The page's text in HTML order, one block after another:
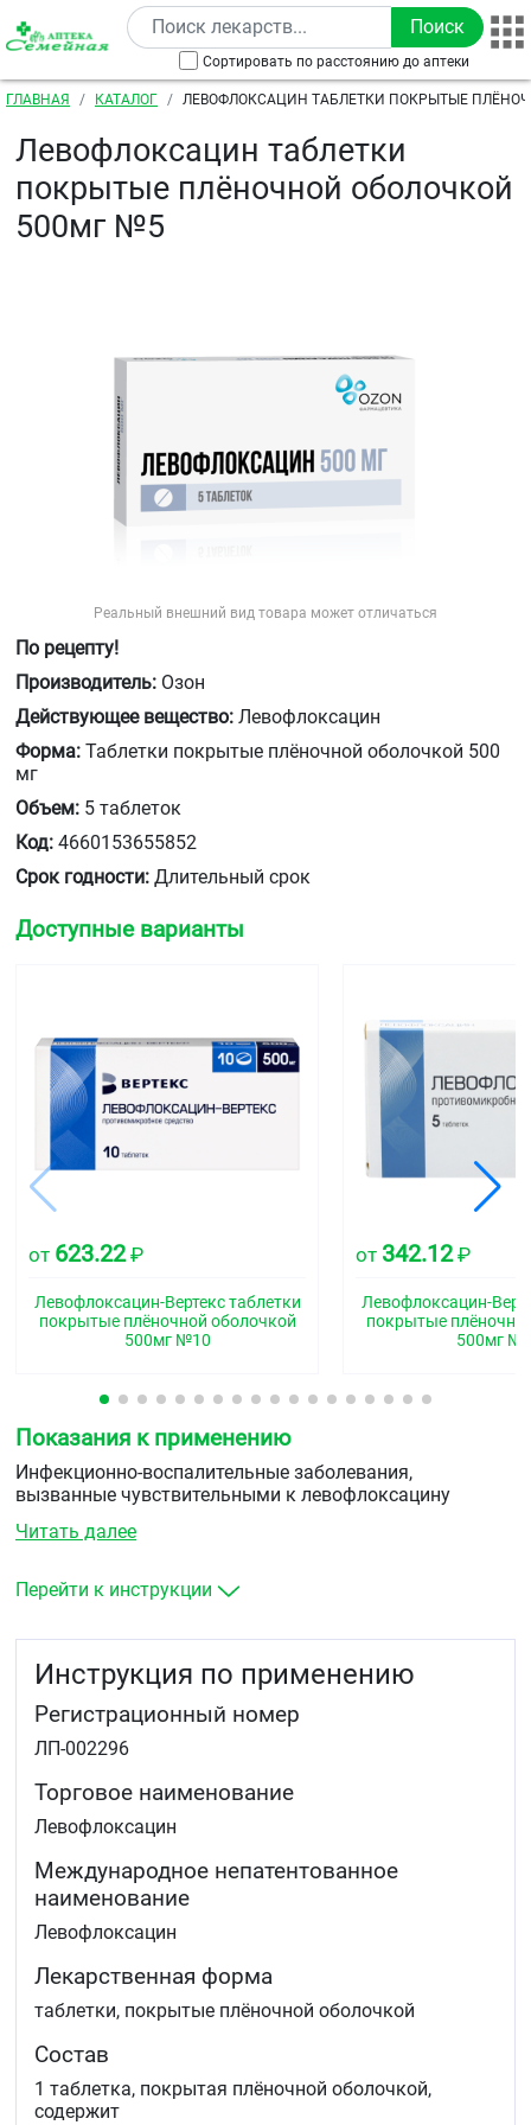
Перейти к основному содержанию
Сортировать по расстоянию до аптеки
Строка навигации
ГЛАВНАЯ КАТАЛОГ
ЛЕВОФЛОКСАЦИН ТАБЛЕТКИ ПОКРЫТЫЕ
Левофлоксацин таблетки
покрытые плёночной оболочкой
500мг №5
Реальный внешний вид товара может отличаться
По рецепту!
Производитель: Озон
Действующее вещество: Левофлоксацин
Форма: Таблетки покрытые плёночной оболочкой 500
мг
Объем: 5 таблеток
Код: 4660153655852
Срок годности: Длительный срок
Доступные варианты
от 623.22₽
Левофлоксацин-Вертекс таблетки
покрытые плёночной оболочкой
500мг №10
от 342.12₽
Левофлоксацин-
покрытые
500мг
Показания к применению
Инфекционно-воспалительные заболевания,
вызванные чувствительными к левофлоксацину
хронического бронхита, внебольничная
пневмония)
осложненные инфекции мочевыводящих путей (в
том числе, острый пиелонефрит)
инфекции кожи и мягких тканей (нагноившиеся
атеромы, абсцесс, фурункулы)
хронический бактериальный простатит
интраабдоминальная инфекция
комплексная терапия лекарственно-устойчивых
форм туберкулёза.
Читать далее
Перейти к инструкции
Инструкция по применению
Регистрационный номер
ЛП-002296
Торговое наименование
Левофлоксацин
Международное непатентованное
наименование
Левофлоксацин
Лекарственная форма
таблетки, покрытые плёночной оболочкой
Состав
1 таблетка, покрытая плёночной оболочкой,
содержит